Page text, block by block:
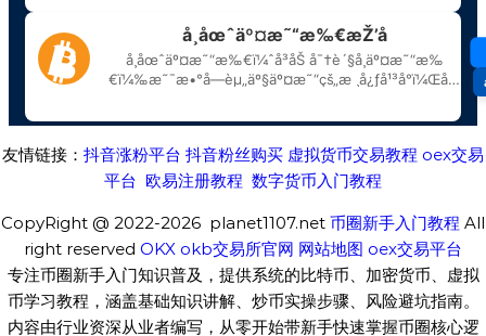
友情链接： 抖音涨粉平台 抖音粉丝购买 虚拟货币交易教程 oex交易
平台 欧易注册教程 数字货币入门教程
CopyRight @ 2022-2026 planet1107.net 币圈新手入门教程 All
right reserved OKX okb交易所官网 网站地图 oex交易平台
专注币圈新手入门知识普及，提供系统的比特币、加密货币、虚拟
币学习教程，涵盖基础知识讲解、炒币实操步骤、风险避坑指南。
内容由行业资深从业者编写，从零开始带新手快速掌握币圈核心逻